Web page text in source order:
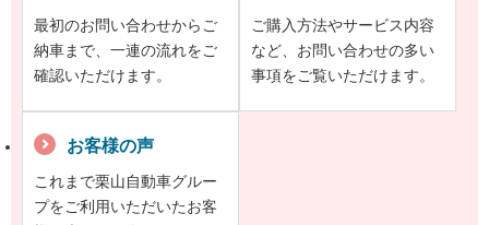
最初のお問い合わせからご
納車まで、一連の流れをご
確認いただけます。
ご購入方法やサービス内容
など、お問い合わせの多い
事項をご覧いただけます。
お客様の声
これまで栗山自動車グルー
プをご利用いただいたお客